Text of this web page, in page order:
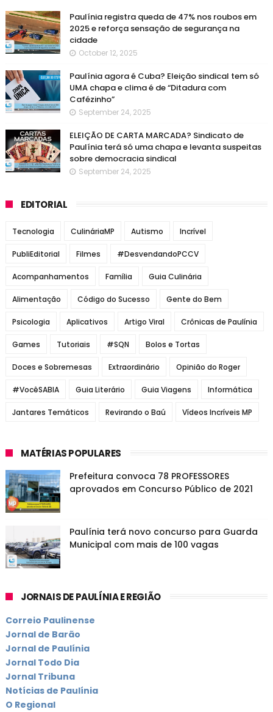
Paulínia registra queda de 47% nos roubos em
2025 e reforça sensação de segurança na
cidade
October 12, 2025
Paulínia agora é Cuba? Eleição sindical tem só
UMA chapa e clima é de “Ditadura com
Cafézinho”
September 24, 2025
ELEIÇÃO DE CARTA MARCADA? Sindicato de
Paulínia terá só uma chapa e levanta suspeitas
sobre democracia sindical
September 24, 2025
EDITORIAL
Tecnologia CulináriaMP Autismo Incrível
PubliEditorial Filmes #DesvendandoPCCV
Acompanhamentos Família Guia Culinária
Alimentação Código do Sucesso Gente do Bem
Psicologia Aplicativos Artigo Viral Crônicas de Paulínia
Games Tutoriais #SQN Bolos e Tortas
Doces e Sobremesas Extraordinário Opinião do Roger
#VocêSABIA Guia Literário Guia Viagens Informática
Jantares Temáticos Revirando o Baú Vídeos Incríveis MP
MATÉRIAS POPULARES
Prefeitura convoca 78 PROFESSORES
aprovados em Concurso Público de 2021
Paulínia terá novo concurso para Guarda
Municipal com mais de 100 vagas
JORNAIS DE PAULÍNIA E REGIÃO
Correio Paulinense
Jornal de Barão
Jornal de Paulínia
Jornal Todo Dia
Jornal Tribuna
Notícias de Paulínia
O Regional